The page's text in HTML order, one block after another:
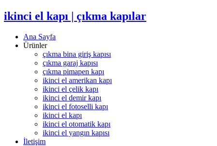
ikinci el kapı | çıkma kapılar
Ana Sayfa
Ürünler
çıkma bina giriş kapısı
çıkma garaj kapısı
çıkma pimapen kapı
ikinci el amerikan kapı
ikinci el çelik kapı
ikinci el demir kapı
ikinci el fotoselli kapı
ikinci el kapı
ikinci el otomatik kapı
ikinci el yangın kapısı
İletişim